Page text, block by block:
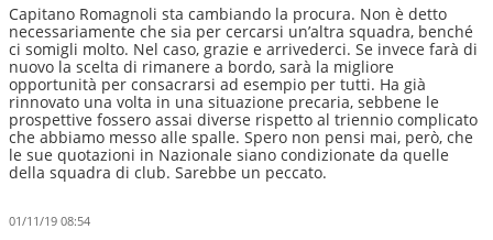
Capitano Romagnoli sta cambiando la procura. Non è detto
necessariamente che sia per cercarsi un’altra squadra, benché
ci somigli molto. Nel caso, grazie e arrivederci. Se invece farà di
nuovo la scelta di rimanere a bordo, sarà la migliore
opportunità per consacrarsi ad esempio per tutti. Ha già
rinnovato una volta in una situazione precaria, sebbene le
prospettive fossero assai diverse rispetto al triennio complicato
che abbiamo messo alle spalle. Spero non pensi mai, però, che
le sue quotazioni in Nazionale siano condizionate da quelle
della squadra di club. Sarebbe un peccato.
01/11/19 08:54